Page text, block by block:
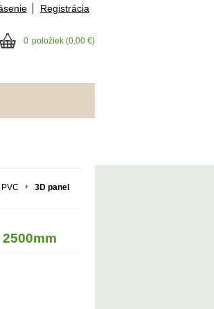
Registrácia
0 položiek (0,00 €)
3D panel